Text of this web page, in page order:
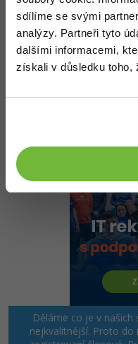
sdílíme se svými
analýzy. Partneři tyto
dalšími informacemi,
získali v důsledku toho,
Odpovídá na Michal Kuba
Tonda Kozák
Taky (možná lepší)
Nahoru
Děláme co je v našich
nejkvalitnější. Proto